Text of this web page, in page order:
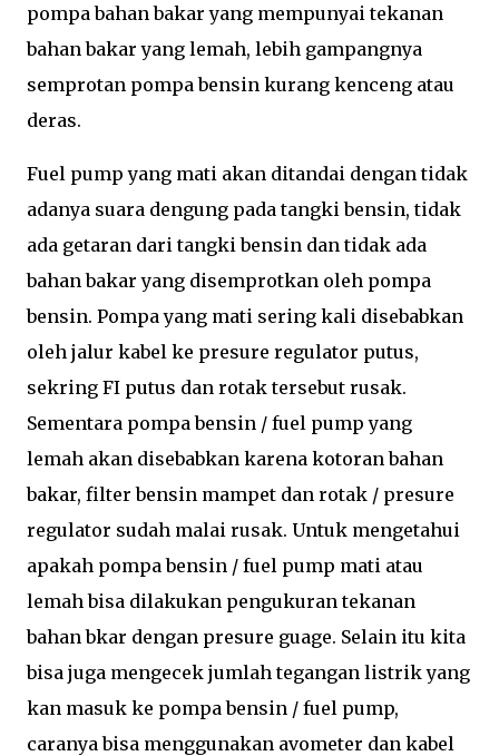
pompa bahan bakar yang mempunyai tekanan
bahan bakar yang lemah, lebih gampangnya
semprotan pompa bensin kurang kenceng atau
deras.
Fuel pump yang mati akan ditandai dengan tidak
adanya suara dengung pada tangki bensin, tidak
ada getaran dari tangki bensin dan tidak ada
bahan bakar yang disemprotkan oleh pompa
bensin. Pompa yang mati sering kali disebabkan
oleh jalur kabel ke presure regulator putus,
sekring FI putus dan rotak tersebut rusak.
Sementara pompa bensin / fuel pump yang
lemah akan disebabkan karena kotoran bahan
bakar, filter bensin mampet dan rotak / presure
regulator sudah malai rusak. Untuk mengetahui
apakah pompa bensin / fuel pump mati atau
lemah bisa dilakukan pengukuran tekanan
bahan bkar dengan presure guage. Selain itu kita
bisa juga mengecek jumlah tegangan listrik yang
kan masuk ke pompa bensin / fuel pump,
caranya bisa menggunakan avometer dan kabel